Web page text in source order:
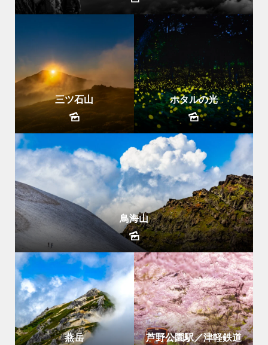
三ツ石山
鳥海山
ホタルの光
燕岳 芦野公園駅／津軽鉄道